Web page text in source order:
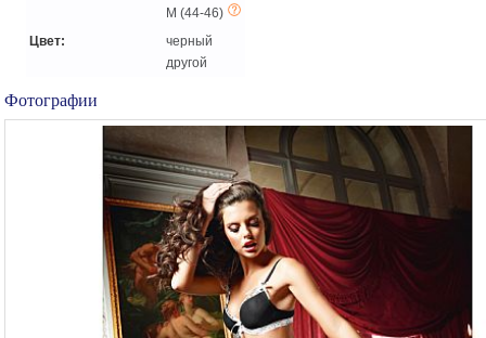
M (44-46)
Цвет:
черный
другой
Фотографии